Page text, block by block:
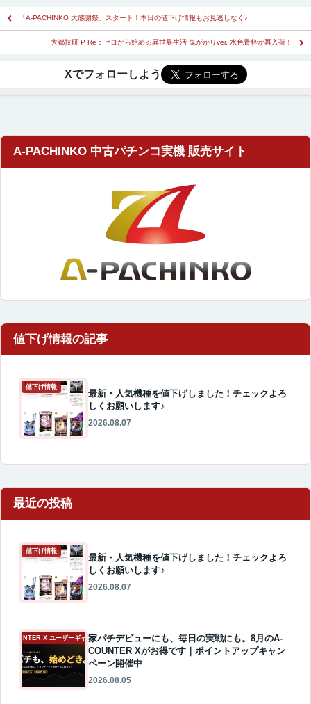
「A-PACHINKO 大感謝祭」スタート！本日の値下げ情報もお見逃しなく♪
大都技研 P Re：ゼロから始める異世界生活 鬼がかりver. 水色青枠が再入荷！
A-PACHINKO 中古パチンコ実機 販売サイト
値下げ情報
最新・人気機種を値下げしました！チェックよろ
しくお願いします♪
2026.08.07
最近の投稿
値下げ情報
最新・人気機種を値下げしました！チェックよろ
しくお願いします♪
2026.08.07
A-COUNTER X ユーザーギャラリー家パチデビューにも、毎日の実戦にも。8月のA-
COUNTER Xがお得です｜ポイントアップキャン
ペーン開催中
2026.08.05